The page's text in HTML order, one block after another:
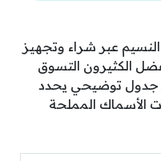
عبر شراء وتجهيز
الكثيرون التسوق
جدول توضيحي يحدد
الأسماك المملحة